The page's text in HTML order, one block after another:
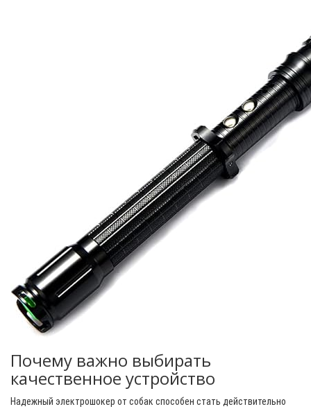
Почему важно выбирать
качественное устройство
Надежный электрошокер от собак способен стать действительно